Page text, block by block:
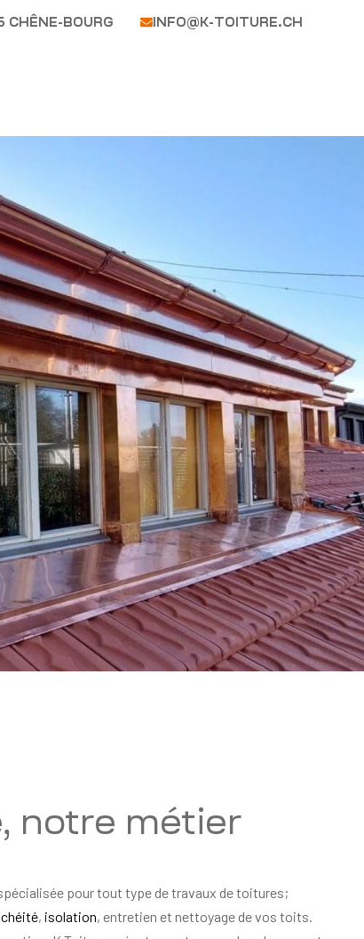
CHÊNE-BOURG INFO@K-TOITURE.CH
notre métier
pour tout type de travaux de toitures;
, isolation, entretien et nettoyage de vos toits.